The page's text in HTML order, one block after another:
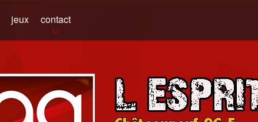
jeux contact